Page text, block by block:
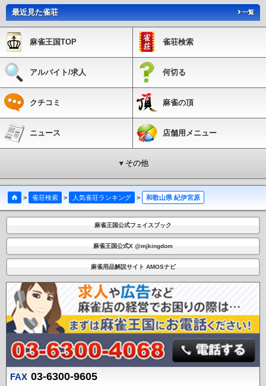
最近見た雀荘 一覧
麻雀王国TOP 雀荘検索
アルバイト/求人 何切る
クチコミ 麻雀の頂
ニュース 店舗用メニュー
▼その他
> 雀荘検索 > 人気雀荘ランキング > 和歌山県 紀伊宮原
麻雀王国公式フェイスブック
麻雀王国公式X @mjkingdom
麻雀用品解説サイト AMOSナビ
FAX 03-6300-9605